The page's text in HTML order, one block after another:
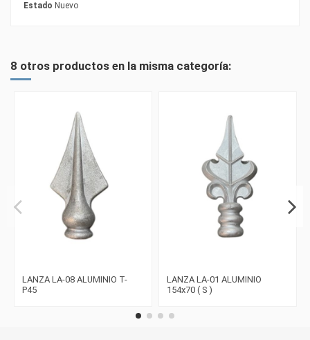
Estado Nuevo
8 otros productos en la misma categoría:
LANZA LA-08 ALUMINIO T-
P45
LANZA LA-01 ALUMINIO
154x70 ( S )